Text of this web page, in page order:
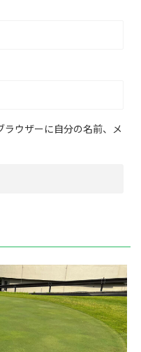
ウザーに自分の名前、メ